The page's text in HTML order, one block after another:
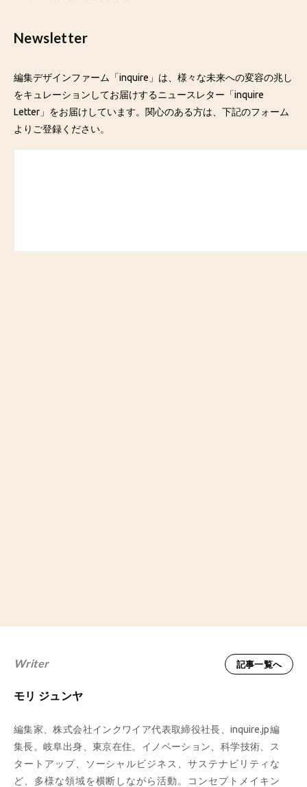
Newsletter
編集デザインファーム「inquire」は、様々な未来への変容の兆し
をキュレーションしてお届けするニュースレター「inquire
Letter」をお届けしています。関心のある方は、下記のフォーム
よりご登録ください。
Writer
モリ ジュンヤ
記事一覧へ
編集家、株式会社インクワイア代表取締役社長、inquire.jp編
集長。岐阜出身、東京在住。イノベーション、科学技術、ス
タートアップ、ソーシャルビジネス、サステナビリティな
ど、多様な領域を横断しながら活動。コンセプトメイキン